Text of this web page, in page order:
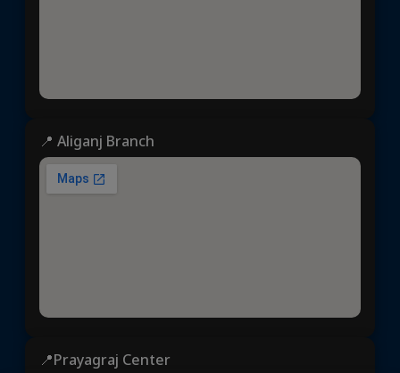
📍 Aliganj Branch
📍Prayagraj Center